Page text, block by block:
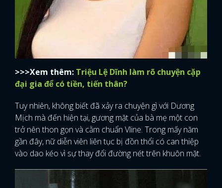
>>>Xem thêm: Triệu Lệ Dĩnh làm rõ chuyện cặp
đại gia để có tiền, tiến thân?
Tuy nhiên, không biết đã xảy ra chuyện gì với Dương
Mịch mà đến hiện tại, gương mặt của bà mẹ một con
trở nên thon gọn và cằm chuẩn Vline. Trong mấy năm
gần đây, nữ diễn viên liên tục bị đồn thổi có can thiệp
vào dao kéo vì sự thay đổi đường nét trên khuôn mặt.